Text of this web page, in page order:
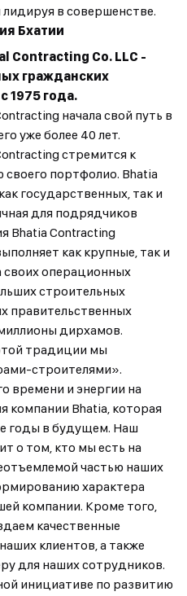
в совершенстве.
Бхатии
Contracting Co. LLC -
гражданских
1975 года.
начала свой путь в
уже более 40 лет.
стремится к
портфолио. Bhatia
государственных, так и
для подрядчиков
Bhatia Contracting
как крупные, так и
своих операционных
строительных
правительственных
дирхамов.
традиции мы
строителями».
времени и энергии на
компании Bhatia, которая
годы в будущем. Наш
о том, кто мы есть на
частью наших
характера
компании. Кроме того,
качественные
клиентов, а также
для наших сотрудников.
инициативе по развитию